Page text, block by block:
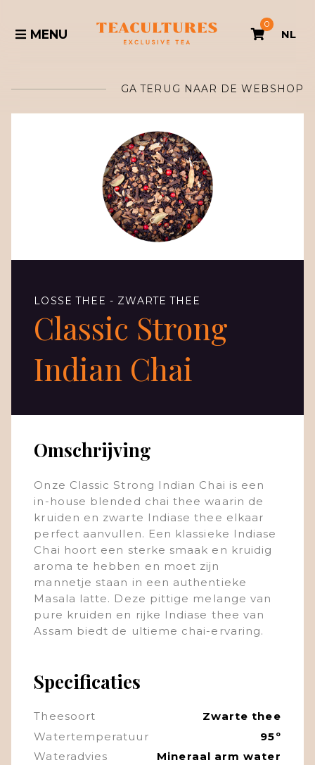
MENU
0
NL
GA TERUG NAAR DE WEBSHOP
LOSSE THEE - ZWARTE THEE
Classic Strong
Indian Chai
Omschrijving
Onze Classic Strong Indian Chai is een
in-house blended chai thee waarin de
kruiden en zwarte Indiase thee elkaar
perfect aanvullen. Een klassieke Indiase
Chai hoort een sterke smaak en kruidig
aroma te hebben en moet zijn
mannetje staan in een authentieke
Masala latte. Deze pittige melange van
pure kruiden en rijke Indiase thee van
Assam biedt de ultieme chai-ervaring.
Specificaties
Theesoort
Zwarte thee
Watertemperatuur
95º
Wateradvies
Mineraal arm water